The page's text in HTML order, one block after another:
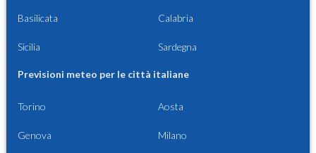
Basilicata Calabria
Sicilia Sardegna
Previsioni meteo per le città italiane
Torino Aosta
Genova Milano